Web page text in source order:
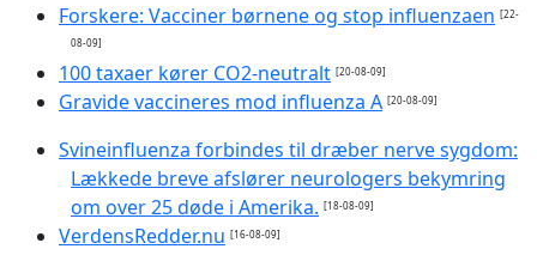
Forskere: Vacciner børnene og stop influenzaen [22-
08-09]
100 taxaer kører CO2-neutralt [20-08-09]
Gravide vaccineres mod influenza A [20-08-09]
Svineinfluenza forbindes til dræber nerve sygdom:
Lækkede breve afslører neurologers bekymring
om over 25 døde i Amerika. [18-08-09]
VerdensRedder.nu [16-08-09]